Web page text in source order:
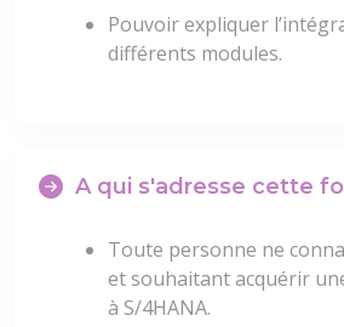
Pouvoir expliquer
différents modules.
A qui s'adresse cette
Toute personne ne
et souhaitant acquérir
à S/4HANA.